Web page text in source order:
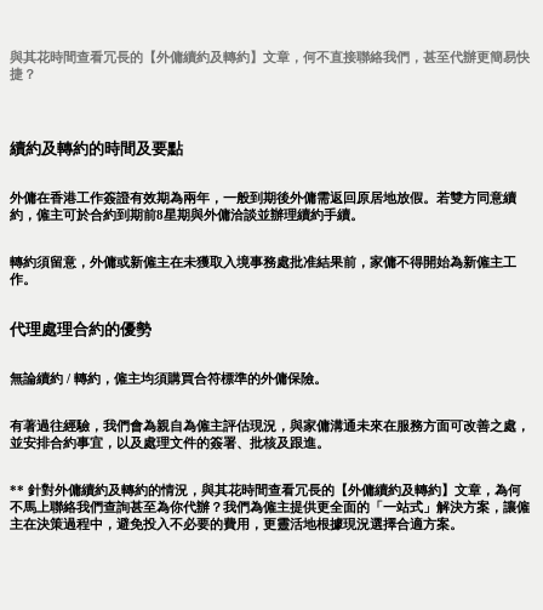
與其花時間查看冗長的【外傭續約及轉約】文章，何不直接聯絡我們，甚至代辦更簡易快
捷？
續約及轉約的時間及要點
外傭在香港工作簽證有效期為兩年，一般到期後外傭需返回原居地放假。若雙方同意續
約，僱主可於合約到期前8星期與外傭洽談並辦理續約手續。
轉約須留意，外傭或新僱主在未獲取入境事務處批准結果前，家傭不得開始為新僱主工
作。
代理處理合約的優勢
無論續約 / 轉約，僱主均須購買合符標準的外傭保險。
有著過往經驗，我們會為親自為僱主評估現況，與家傭溝通未來在服務方面可改善之處，
並安排合約事宜，以及處理文件的簽署、批核及跟進。
** 針對外傭續約及轉約的情況，與其花時間查看冗長的【外傭續約及轉約】文章，為何
不馬上聯絡我們查詢甚至為你代辦？我們為僱主提供更全面的「一站式」解決方案，讓僱
主在決策過程中，避免投入不必要的費用，更靈活地根據現況選擇合適方案。